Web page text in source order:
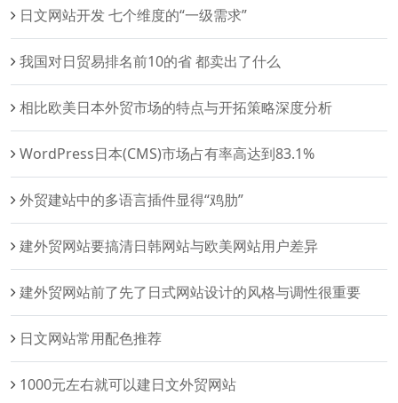
日文网站开发 七个维度的“一级需求”
我国对日贸易排名前10的省 都卖出了什么
相比欧美日本外贸市场的特点与开拓策略深度分析
WordPress日本(CMS)市场占有率高达到83.1%
外贸建站中的多语言插件显得“鸡肋”
建外贸网站要搞清日韩网站与欧美网站用户差异
建外贸网站前了先了日式网站设计的风格与调性很重要
日文网站常用配色推荐
1000元左右就可以建日文外贸网站